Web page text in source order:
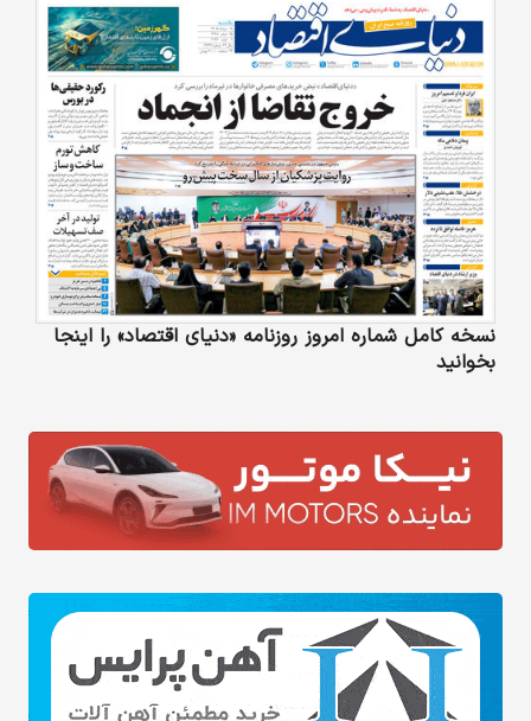
نسخه کامل شماره امروز روزنامه «دنیای‌ اقتصاد» را اینجا
بخوانید